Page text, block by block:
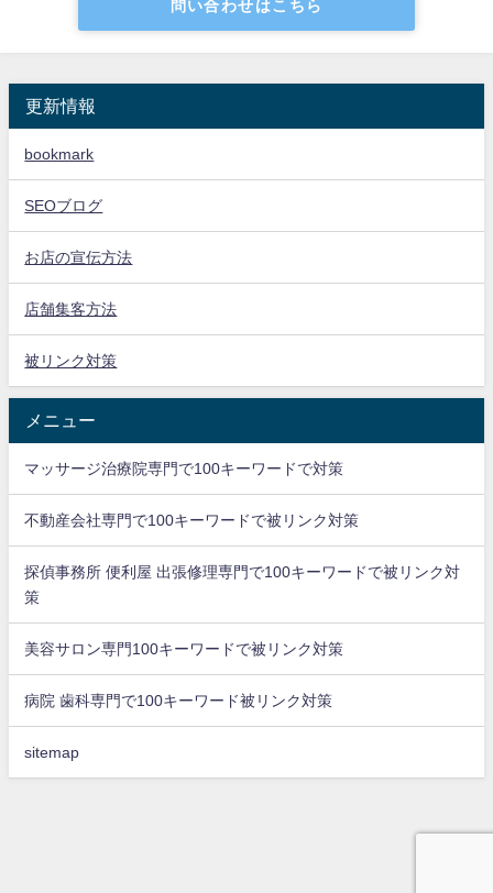
問い合わせはこちら
更新情報
bookmark
SEOブログ
お店の宣伝方法
店舗集客方法
被リンク対策
メニュー
マッサージ治療院専門で100キーワードで対策
不動産会社専門で100キーワードで被リンク対策
探偵事務所 便利屋 出張修理専門で100キーワードで被リンク対
策
美容サロン専門100キーワードで被リンク対策
病院 歯科専門で100キーワード被リンク対策
sitemap